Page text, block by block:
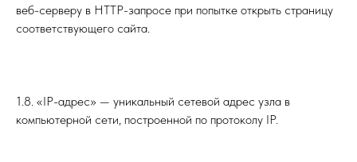
веб-серверу в HTTP-запросе при попытке открыть страницу
соответствующего сайта.
1.8. «IP-адрес» — уникальный сетевой адрес узла в
компьютерной сети, построенной по протоколу IP.